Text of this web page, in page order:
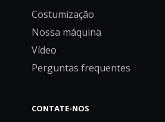
Costumização
Nossa máquina
Vídeo
Perguntas frequentes
CONTATE-NOS